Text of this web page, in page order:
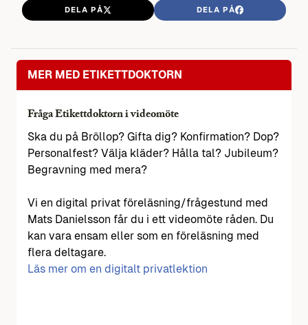
DELA PÅ DELA PÅ
MER MED ETIKETTDOKTORN
Fråga Etikettdoktorn i videomöte
Ska du på Bröllop? Gifta dig? Konfirmation? Dop?
Personalfest? Välja kläder? Hålla tal? Jubileum?
Begravning med mera?
Vi en digital privat föreläsning/frågestund med
Mats Danielsson får du i ett videomöte råden. Du
kan vara ensam eller som en föreläsning med
flera deltagare.
Läs mer om en digitalt privatlektion